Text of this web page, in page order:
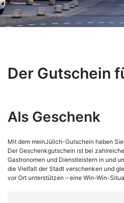
Der Gutschein
Als Geschenk
Mit dem meinJülich-Gutschein haben
Der Geschenkgutschein ist bei
Gastronomen und Dienstleistern in und
die Vielfalt der Stadt verschenken und
vor Ort unterstützen – eine Win-Win-